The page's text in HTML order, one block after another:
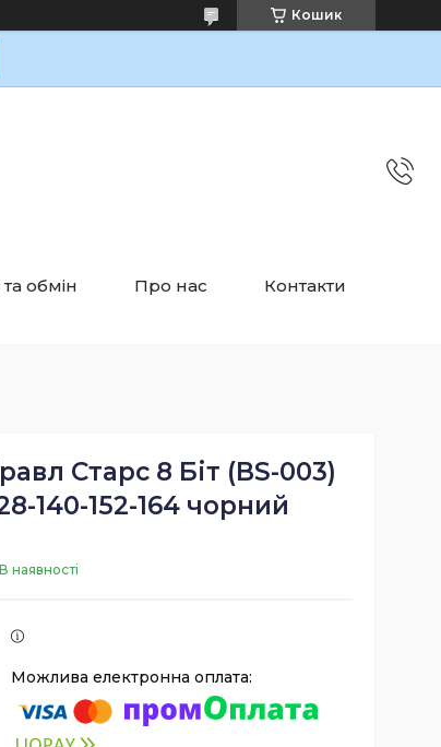
Кошик
обмін Про нас Контакти
Старс 8 Біт (BS-003)
140-152-164 чорний
В наявності